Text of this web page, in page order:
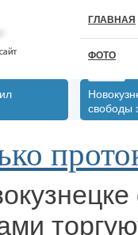
ГЛАВНАЯ
ФОТО
свободы